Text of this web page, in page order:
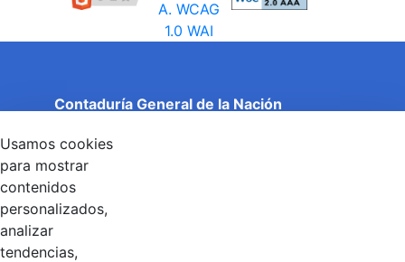
Contaduría General de la Nación
Entidad adscrita al Ministerio de Hacienda y Crédito
Público
Torre 1 (Aire) - Piso 15, Bogotá D.C., Colombia
Código Postal: 111071
Usamos cookies
para mostrar
contenidos
personalizados,
analizar
tendencias,